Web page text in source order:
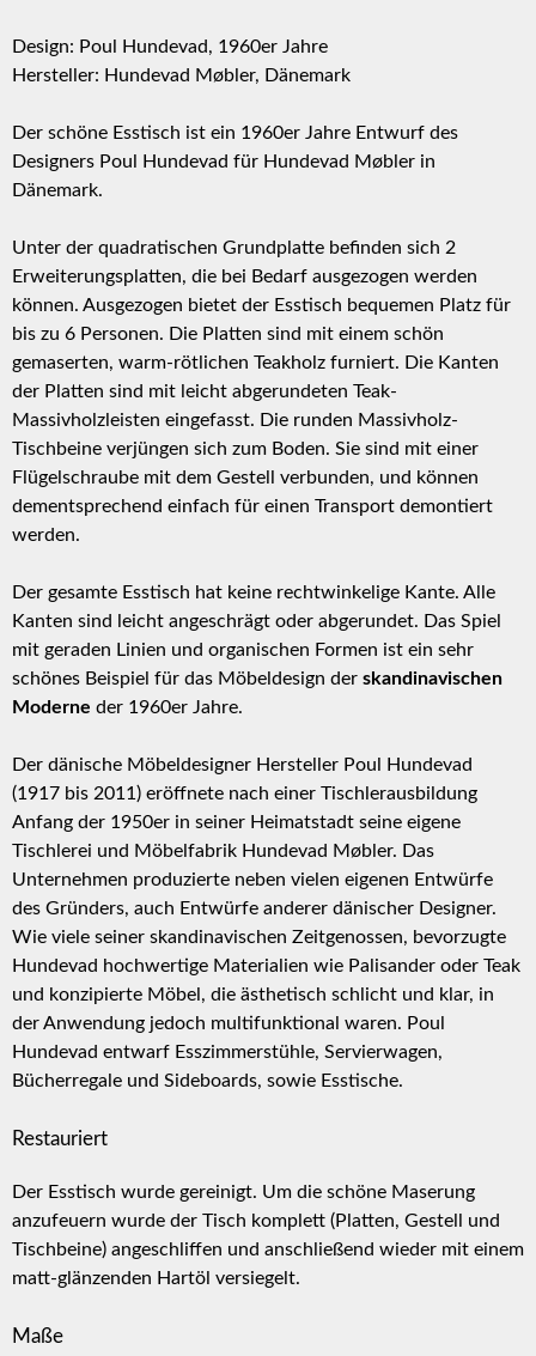
Design: Poul Hundevad, 1960er Jahre
Hersteller: Hundevad Møbler, Dänemark
Der schöne Esstisch ist ein 1960er Jahre Entwurf des
Designers Poul Hundevad für Hundevad Møbler in
Dänemark.
Unter der quadratischen Grundplatte befinden sich 2
Erweiterungsplatten, die bei Bedarf ausgezogen werden
können. Ausgezogen bietet der Esstisch bequemen Platz für
bis zu 6 Personen. Die Platten sind mit einem schön
gemaserten, warm-rötlichen Teakholz furniert. Die Kanten
der Platten sind mit leicht abgerundeten Teak-
Massivholzleisten eingefasst. Die runden Massivholz-
Tischbeine verjüngen sich zum Boden. Sie sind mit einer
Flügelschraube mit dem Gestell verbunden, und können
dementsprechend einfach für einen Transport demontiert
werden.
Der gesamte Esstisch hat keine rechtwinkelige Kante. Alle
Kanten sind leicht angeschrägt oder abgerundet. Das Spiel
mit geraden Linien und organischen Formen ist ein sehr
schönes Beispiel für das Möbeldesign der skandinavischen
Moderne der 1960er Jahre.
Der dänische Möbeldesigner Hersteller Poul Hundevad
(1917 bis 2011) eröffnete nach einer Tischlerausbildung
Anfang der 1950er in seiner Heimatstadt seine eigene
Tischlerei und Möbelfabrik Hundevad Møbler. Das
Unternehmen produzierte neben vielen eigenen Entwürfe
des Gründers, auch Entwürfe anderer dänischer Designer.
Wie viele seiner skandinavischen Zeitgenossen, bevorzugte
Hundevad hochwertige Materialien wie Palisander oder Teak
und konzipierte Möbel, die ästhetisch schlicht und klar, in
der Anwendung jedoch multifunktional waren. Poul
Hundevad entwarf Esszimmerstühle, Servierwagen,
Bücherregale und Sideboards, sowie Esstische.
Restauriert
Der Esstisch wurde gereinigt. Um die schöne Maserung
anzufeuern wurde der Tisch komplett (Platten, Gestell und
Tischbeine) angeschliffen und anschließend wieder mit einem
matt-glänzenden Hartöl versiegelt.
Maße